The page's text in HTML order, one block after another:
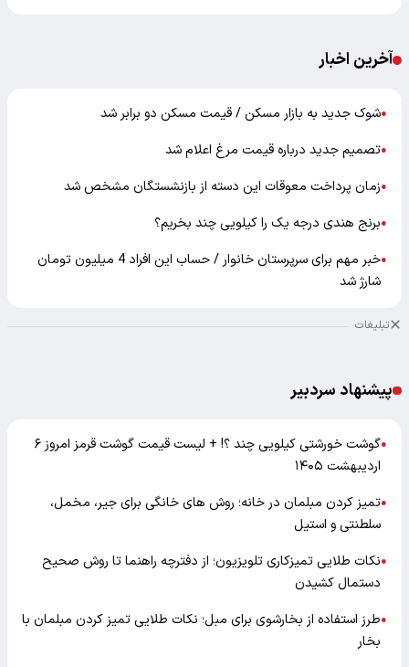
آخرین اخبار
●شوک جدید به بازار مسکن / قیمت مسکن دو برابر شد
●تصمیم جدید درباره قیمت مرغ اعلام شد
●زمان پرداخت معوقات این دسته از بازنشستگان مشخص شد
●برنج هندی درجه یک را کیلویی چند بخریم؟
●
خبر مهم برای سرپرستان خانوار / حساب این افراد 4 میلیون تومان
شارژ شد
تبلیغات
پیشنهاد سردبیر
●
گوشت خورشتی کیلویی چند ؟! + لیست قیمت گوشت قرمز امروز ۶
اردیبهشت ۱۴۰۵
●تمیز کردن مبلمان در خانه؛ روش های خانگی برای جیر، مخمل،
سلطنتی و استیل
●نکات طلایی تمیزکاری تلویزیون؛ از دفترچه راهنما تا روش صحیح
دستمال کشیدن
●طرز استفاده از بخارشوی برای مبل؛ نکات طلایی تمیز کردن مبلمان با
بخار